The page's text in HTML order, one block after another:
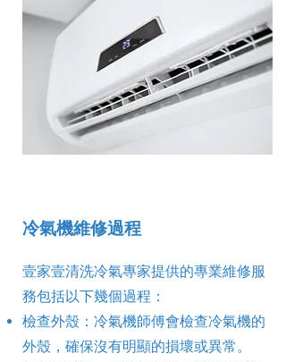
冷氣機維修過程
壹家壹清洗冷氣專家提供的專業維修服
務包括以下幾個過程：
檢查外殼：冷氣機師傅會檢查冷氣機的
外殼，確保沒有明顯的損壞或異常。